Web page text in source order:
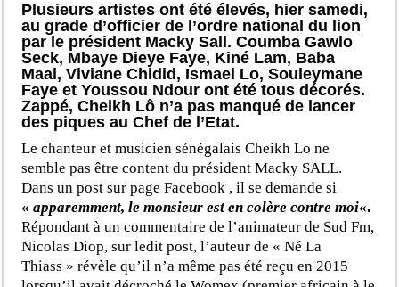
Plusieurs artistes ont été élevés, hier samedi,
au grade d’officier de l’ordre national du lion
par le président Macky Sall. Coumba Gawlo
Seck, Mbaye Dieye Faye, Kiné Lam, Baba
Maal, Viviane Chidid, Ismael Lo, Souleymane
Faye et Youssou Ndour ont été tous décorés.
Zappé, Cheikh Lô n’a pas manqué de lancer
des piques au Chef de l’Etat.
Le chanteur et musicien sénégalais Cheikh Lo ne
semble pas être content du président Macky SALL.
Dans un post sur page Facebook , il se demande si
«apparemment, le monsieur est en colère contre moi«.
Répondant à un commentaire de l’animateur de Sud Fm,
Nicolas Diop, sur ledit post, l’auteur de « Né La
Thiass » révèle qu’il n’a même pas été reçu en 2015